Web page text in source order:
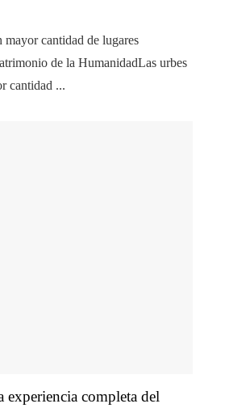
cantidad de lugares
de la HumanidadLas urbes
cantidad ...
experiencia completa del